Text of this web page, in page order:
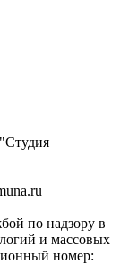
по надзору в
и массовых
номер: